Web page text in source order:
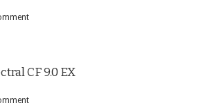
CF 9.0 EX